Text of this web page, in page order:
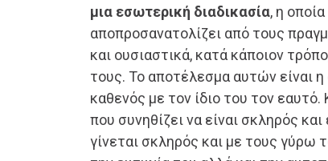
μια εσωτερική διαδικασία, η
αποπροσανατολίζει από τους
και ουσιαστικά, κατά κάποιον
τους. Το αποτέλεσμα αυτών είναι
καθενός με τον ίδιο του τον
που συνηθίζει να είναι σκληρός
γίνεται σκληρός και με τους γύρω